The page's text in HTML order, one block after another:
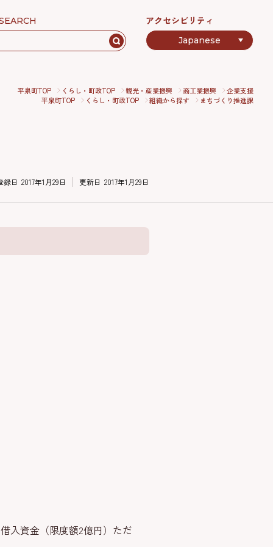
アクセシビリティ
平泉町TOP くらし・町政TOP 観光・産業振興 商工業振興
企業支援
平泉町TOP
くらし・町政TOP 組織から探す まちづくり推進課
録日 2017年1月29日 更新日 2017年1月29日
入資金（限度額2億円）ただ